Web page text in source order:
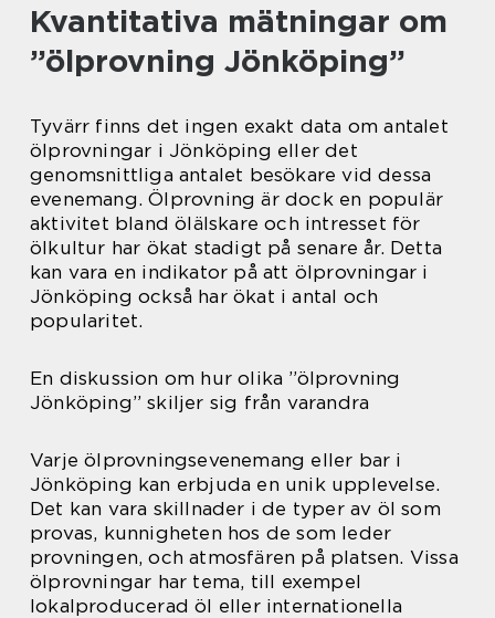
Kvantitativa mätningar om
”ölprovning Jönköping”
Tyvärr finns det ingen exakt data om antalet
ölprovningar i Jönköping eller det
genomsnittliga antalet besökare vid dessa
evenemang. Ölprovning är dock en populär
aktivitet bland ölälskare och intresset för
ölkultur har ökat stadigt på senare år. Detta
kan vara en indikator på att ölprovningar i
Jönköping också har ökat i antal och
popularitet.
En diskussion om hur olika ”ölprovning
Jönköping” skiljer sig från varandra
Varje ölprovningsevenemang eller bar i
Jönköping kan erbjuda en unik upplevelse.
Det kan vara skillnader i de typer av öl som
provas, kunnigheten hos de som leder
provningen, och atmosfären på platsen. Vissa
ölprovningar har tema, till exempel
lokalproducerad öl eller internationella